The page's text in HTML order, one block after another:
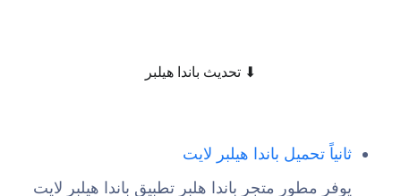
⬇ تحديث باندا هيلبر
ثانياً تحميل باندا هيلبر لايت
يوفر مطور متجر باندا هلبر تطبيق باندا هيلبر لايت